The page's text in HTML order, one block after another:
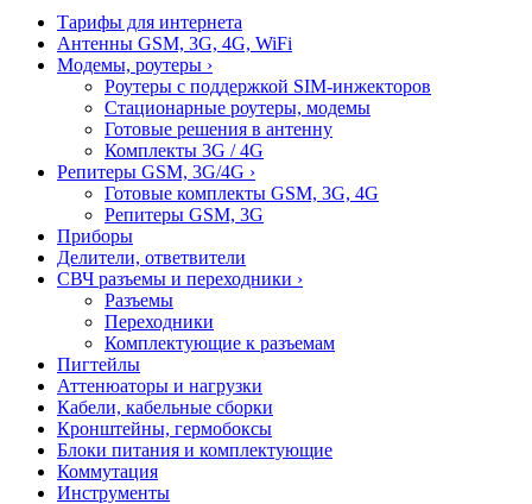
Тарифы для интернета
Антенны GSM, 3G, 4G, WiFi
Модемы, роутеры ›
Роутеры с поддержкой SIM-инжекторов
Стационарные роутеры, модемы
Готовые решения в антенну
Комплекты 3G / 4G
Репитеры GSM, 3G/4G ›
Готовые комплекты GSM, 3G, 4G
Репитеры GSM, 3G
Приборы
Делители, ответвители
СВЧ разъемы и переходники ›
Разъемы
Переходники
Комплектующие к разъемам
Пигтейлы
Аттенюаторы и нагрузки
Кабели, кабельные сборки
Кронштейны, гермобоксы
Блоки питания и комплектующие
Коммутация
Инструменты